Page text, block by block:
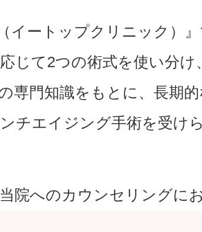
（イートップクリニック）
じて2つの術式を使い分け
専門知識をもとに、長期
チエイジング手術を受け
院へのカウンセリングに